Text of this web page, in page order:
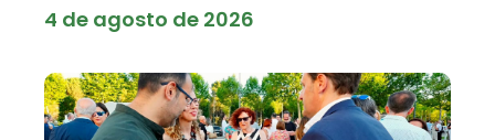
4 de agosto de 2026